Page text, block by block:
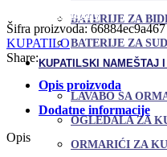
BATERIJE ZA
BATERIJE ZA
KUPATILSKI NAMEŠTAJ
LAVABO SA
OGLEDALA ZA
ORMARIĆI ZA
Sušač
peškira
WERRA
180
x
cm
količina
Dodaj u omiljene
Šifra proizvoda:
KUPATILO
Share:
Opis proizvoda
Dodatne informacije
Opis